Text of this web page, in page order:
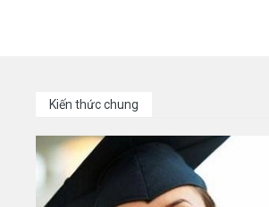
Kiến thức chung